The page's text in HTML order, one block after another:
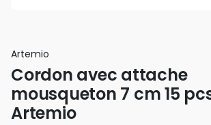
Artemio
Cordon avec attache
mousqueton 7 cm 15
Artemio